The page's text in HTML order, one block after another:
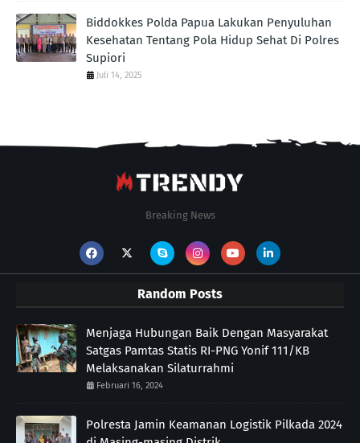
Biddokkes Polda Papua Lakukan Penyuluhan
Kesehatan Tentang Pola Hidup Sehat Di Polres
Supiori
Juli 14, 2025
Breaking News
Random Posts
Menjaga Hubungan Baik Dengan Masyarakat
Satgas Pamtas Statis RI-PNG Yonif 111/KB
Melaksanakan Silaturrahmi
Februari 16, 2024
Polresta Jamin Keamanan Logistik Pilkada 2024